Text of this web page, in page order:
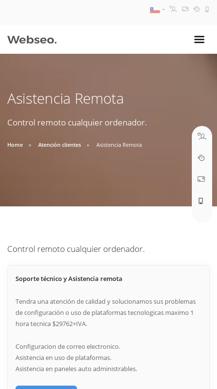
Asistencia Remota
Control remoto cualquier ordenador.
Home Atención clientes Asistencia Remota
Control remoto cualquier ordenador.
Soporte técnico y Asistencia remota
Tendra una atención de calidad y solucionamos sus problemas
de configuración o uso de plataformas tecnologicas maximo 1
hora tecnica $29762+IVA.
Configuracion de correo electronico.
Asistencia en uso de plataformas.
Asistencia en paneles auto administrables.
09:30 AM A 18:30 PM
soporte@webseo.cl